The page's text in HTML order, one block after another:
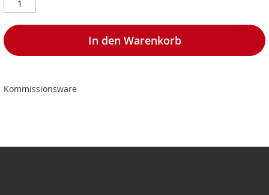
In den Warenkorb
Kommissionsware